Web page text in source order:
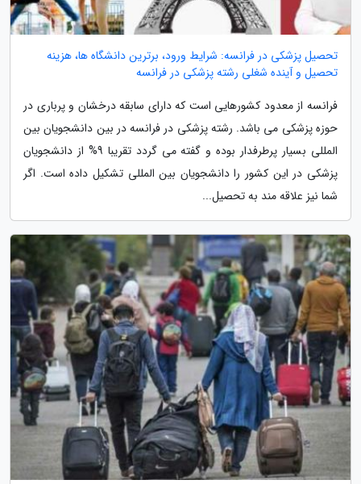
تحصیل پزشکی در فرانسه: شرایط ورود، برترین دانشگاه ها، هزینه
تحصیل و آینده شغلی رشته پزشکی در فرانسه
فرانسه از معدود کشورهایی است که دارای سابقه درخشان و پرباری در
حوزه پزشکی می باشد. رشته پزشکی در فرانسه در بین دانشجویان بین
المللی بسیار پرطرفدار بوده و گفته می گردد تقریبا 9% از دانشجویان
پزشکی در این کشور را دانشجویان بین المللی تشکیل داده است. اگر
شما نیز علاقه مند به تحصیل...